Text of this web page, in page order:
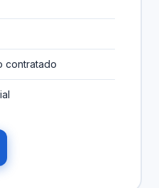
contratado